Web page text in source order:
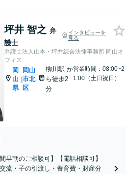
坪井 智之 弁
護士
インタビューを
見る
弁護士法人山本・坪井綜合法律事務所 岡山オ
フィス
岡
山
県
|
岡山
市北
区
柳川駅か
ら徒歩2
分
営業時間：08:00~2
1:00（土日祝日）
早朝のご相談可】【電話相談可】
流・子の引渡し・養育費・財産分